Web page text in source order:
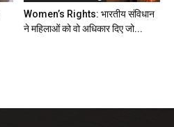
Women’s Rights: भारतीय संविधान
ने महिलाओं को वो अधिकार दिए जो...